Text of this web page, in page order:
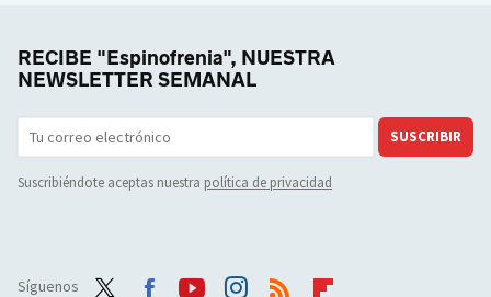
RECIBE "Espinofrenia", NUESTRA
NEWSLETTER SEMANAL
SUSCRIBIR
Suscribiéndote aceptas nuestra política de privacidad
Síguenos